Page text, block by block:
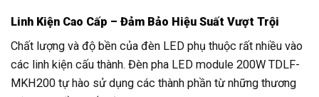
Linh Kiện Cao Cấp – Đảm Bảo Hiệu Suất Vượt Trội
Chất lượng và độ bền của đèn LED phụ thuộc rất nhiều vào
các linh kiện cấu thành. Đèn pha LED module 200W TDLF-
MKH200 tự hào sử dụng các thành phần từ những thương